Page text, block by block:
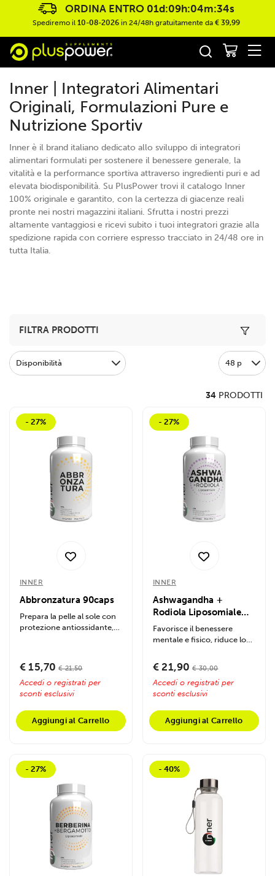
ORDINA ENTRO 01d:09h:04m:33s
Spediremo il 10-08-2026in 24/48h gratuitamente da € 39,99
Inner | Integratori Alimentari
Originali, Formulazioni Pure e
Nutrizione Sportiv
Inner è il brand italiano dedicato allo sviluppo di integratori
alimentari formulati per sostenere il benessere generale, la
vitalità e la performance sportiva attraverso ingredienti puri e ad
elevata biodisponibilità. Su PlusPower trovi il catalogo Inner
100% originale e garantito, con la certezza di giacenze reali
pronte nei nostri magazzini italiani. Sfrutta i nostri prezzi
altamente vantaggiosi e ricevi subito i tuoi integratori grazie alla
spedizione rapida con corriere espresso tracciato in 24/48 ore in
tutta Italia.
Toggle
FILTRA PRODOTTI
Disponibilità 48 p
34 PRODOTTI
- 27%
INNER
Abbronzatura 90caps
Prepara la pelle al sole con
protezione antiossidante,
€ 15,70 € 21,50
Accedi o registrati per
sconti esclusivi
Aggiungi al Carrello
- 27%
INNER
Ashwagandha +
Rodiola Liposomiale
60caps
Favorisce il benessere
mentale e fisico, riduce lo
resistenza con...
€ 21,90 € 30,00
Accedi o registrati per
sconti esclusivi
Aggiungi al Carrello
- 27% - 40%